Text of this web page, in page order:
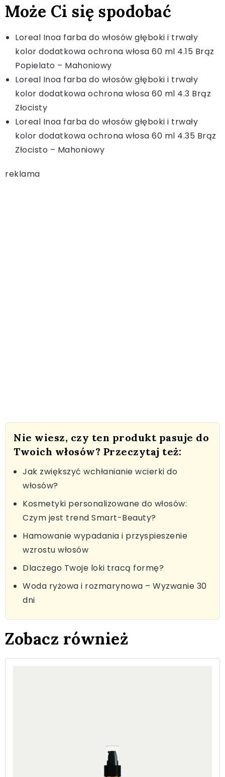
Może Ci się spodobać
Loreal Inoa farba do włosów głęboki i trwały
kolor dodatkowa ochrona włosa 60 ml 4.15 Brąz
Popielato – Mahoniowy
Loreal Inoa farba do włosów głęboki i trwały
kolor dodatkowa ochrona włosa 60 ml 4.3 Brąz
Złocisty
Loreal Inoa farba do włosów głęboki i trwały
kolor dodatkowa ochrona włosa 60 ml 4.35 Brąz
Złocisto – Mahoniowy
reklama
Nie wiesz, czy ten produkt pasuje do
Twoich włosów? Przeczytaj też:
Jak zwiększyć wchłanianie wcierki do
włosów?
Kosmetyki personalizowane do włosów:
Czym jest trend Smart-Beauty?
Hamowanie wypadania i przyspieszenie
wzrostu włosów
Dlaczego Twoje loki tracą formę?
Woda ryżowa i rozmarynowa – Wyzwanie 30
dni
Zobacz również